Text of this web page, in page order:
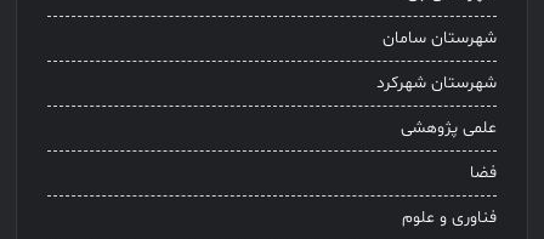
شهرستان سامان
شهرستان شهرکرد
علمی پژوهشی
فضا
فناوری و علوم